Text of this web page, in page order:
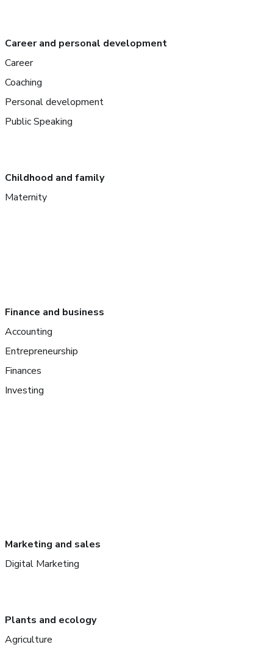
Career and personal development
Career
Coaching
Personal development
Public Speaking
Childhood and family
Maternity
Finance and business
Accounting
Entrepreneurship
Finances
Investing
Marketing and sales
Digital Marketing
Plants and ecology
Agriculture